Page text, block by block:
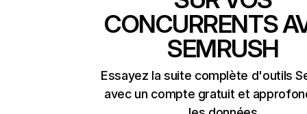
CONCURRENTS
SEMRUSH
Essayez la suite complète d'outils
avec un compte gratuit et